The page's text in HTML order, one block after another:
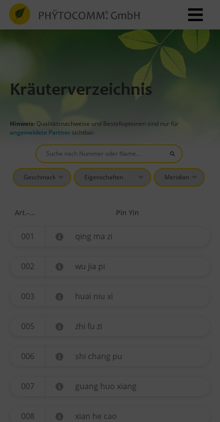
Kräuterverzeichnis
Hinweis: Qualitätsnachweise und Bestelloptionen sind nur für
angemeldete Partner sichtbar.
Art.-Nr. Pin Yin
001 qing ma zi
002 wu jia pi
003 huai niu xi
005 zhi fu zi
006 shi chang pu
007 guang huo xiang
008 xian he cao